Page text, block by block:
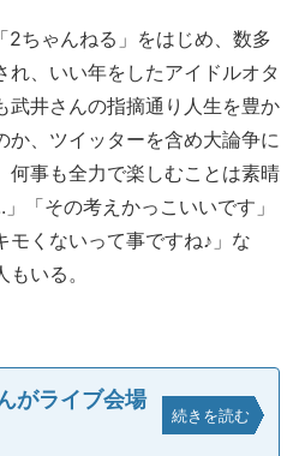
ちゃんねる」をはじめ、数多
れ、いい年をしたアイドルオタ
武井さんの指摘通り人生を豊か
か、ツイッターを含め大論争に
何事も全力で楽しむことは素晴
「その考えかっこいいです」
モくないって事ですね♪」な
いる。
がライブ会場
続きを読む